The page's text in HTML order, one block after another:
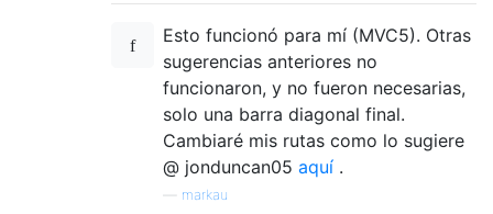
Esto funcionó para mí (MVC5). Otras
sugerencias anteriores no
funcionaron, y no fueron necesarias,
solo una barra diagonal final.
Cambiaré mis rutas como lo sugiere
@ jonduncan05 aquí .
markau